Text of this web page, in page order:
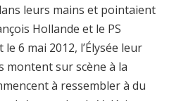
leurs mains et pointaient
Hollande et le PS
6 mai 2012, l’Élysée leur
montent sur scène à la
à ressembler à du